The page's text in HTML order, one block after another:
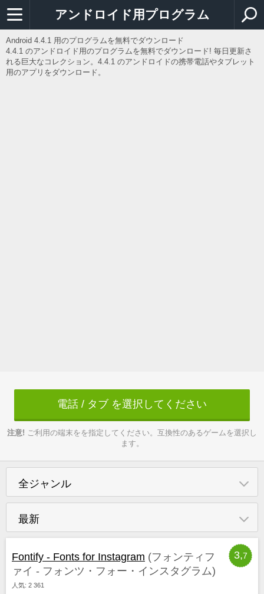
アンドロイド用プログラム
Android 4.4.1 用のプログラムを無料でダウンロード
4.4.1 のアンドロイド用のプログラムを無料でダウンロード! 毎日更新さ
れる巨大なコレクション。4.4.1 のアンドロイドの携帯電話やタブレット
用のアプリをダウンロード。
電話 / タブ を選択してください
注意! ご利用の端末をを指定してください。互換性のあるゲームを選択し
ます。
全ジャンル
最新
3,7
Fontify - Fonts for Instagram (フォンティフ
ァイ - フォンツ・フォー・インスタグラム)
人気: 2 361